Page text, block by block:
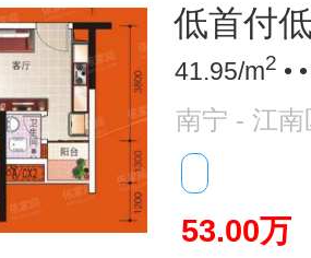
低首付
41.95/m2 •
南宁 - 江南
53.00万